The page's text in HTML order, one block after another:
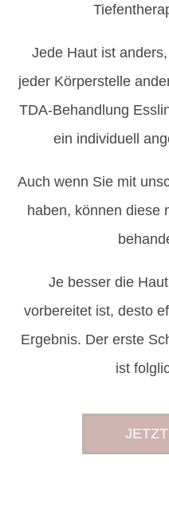
Jede Haut ist
jeder Körperstelle
TDA-Behandlung
ein individuell
Auch wenn Sie mit
haben, können diese
Je besser die
vorbereitet ist, desto
Ergebnis. Der erste
ist